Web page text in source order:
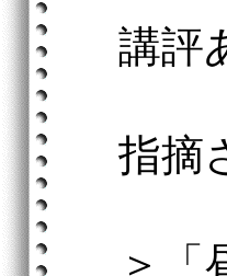
講評
指摘
＞「